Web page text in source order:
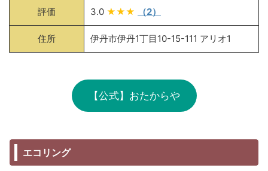
評価 3.0 ★★★ （2）
住所 伊丹市伊丹1丁目10-15-111 アリオ1
【公式】おたからや
エコリング